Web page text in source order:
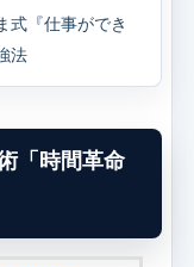
式『仕事ができ
法
「時間革命